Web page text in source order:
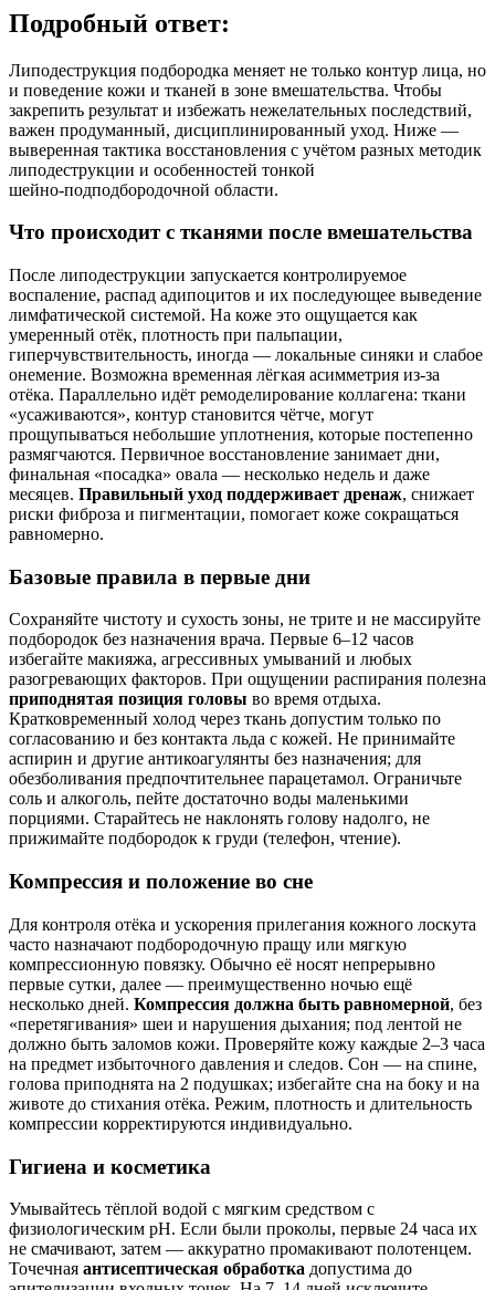
Подробный ответ:
Липодеструкция подбородка меняет не только контур лица, но
и поведение кожи и тканей в зоне вмешательства. Чтобы
закрепить результат и избежать нежелательных последствий,
важен продуманный, дисциплинированный уход. Ниже —
выверенная тактика восстановления с учётом разных методик
липодеструкции и особенностей тонкой
шейно‑подподбородочной области.
Что происходит с тканями после вмешательства
После липодеструкции запускается контролируемое
воспаление, распад адипоцитов и их последующее выведение
лимфатической системой. На коже это ощущается как
умеренный отёк, плотность при пальпации,
гиперчувствительность, иногда — локальные синяки и слабое
онемение. Возможна временная лёгкая асимметрия из‑за
отёка. Параллельно идёт ремоделирование коллагена: ткани
«усаживаются», контур становится чётче, могут
прощупываться небольшие уплотнения, которые постепенно
размягчаются. Первичное восстановление занимает дни,
финальная «посадка» овала — несколько недель и даже
месяцев. Правильный уход поддерживает дренаж, снижает
риски фиброза и пигментации, помогает коже сокращаться
равномерно.
Базовые правила в первые дни
Сохраняйте чистоту и сухость зоны, не трите и не массируйте
подбородок без назначения врача. Первые 6–12 часов
избегайте макияжа, агрессивных умываний и любых
разогревающих факторов. При ощущении распирания полезна
приподнятая позиция головы во время отдыха.
Кратковременный холод через ткань допустим только по
согласованию и без контакта льда с кожей. Не принимайте
аспирин и другие антикоагулянты без назначения; для
обезболивания предпочтительнее парацетамол. Ограничьте
соль и алкоголь, пейте достаточно воды маленькими
порциями. Старайтесь не наклонять голову надолго, не
прижимайте подбородок к груди (телефон, чтение).
Компрессия и положение во сне
Для контроля отёка и ускорения прилегания кожного лоскута
часто назначают подбородочную пращу или мягкую
компрессионную повязку. Обычно её носят непрерывно
первые сутки, далее — преимущественно ночью ещё
несколько дней. Компрессия должна быть равномерной, без
«перетягивания» шеи и нарушения дыхания; под лентой не
должно быть заломов кожи. Проверяйте кожу каждые 2–3 часа
на предмет избыточного давления и следов. Сон — на спине,
голова приподнята на 2 подушках; избегайте сна на боку и на
животе до стихания отёка. Режим, плотность и длительность
компрессии корректируются индивидуально.
Гигиена и косметика
Умывайтесь тёплой водой с мягким средством с
физиологическим pH. Если были проколы, первые 24 часа их
не смачивают, затем — аккуратно промакивают полотенцем.
Точечная антисептическая обработка допустима до